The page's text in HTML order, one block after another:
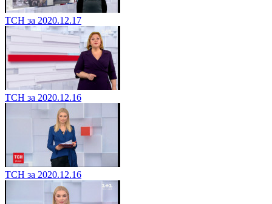
ТСН за 2020.12.17
ТСН за 2020.12.16
ТСН за 2020.12.16